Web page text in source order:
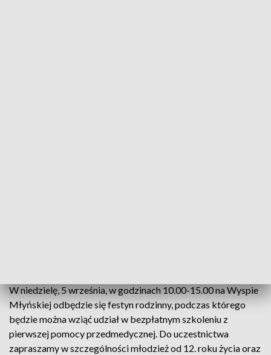
W niedzielę, 5 września, w godzinach 10.00-15.00 na Wyspie
Młyńskiej odbędzie się festyn rodzinny, podczas którego
będzie można wziąć udział w bezpłatnym szkoleniu z
pierwszej pomocy przedmedycznej. Do uczestnictwa
zapraszamy w szczególności młodzież od 12. roku życia oraz